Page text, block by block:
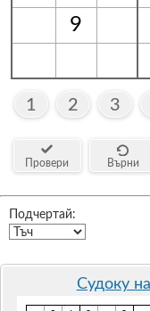
9
1 2 3
Провери Върни
Подчертай:
Судоку